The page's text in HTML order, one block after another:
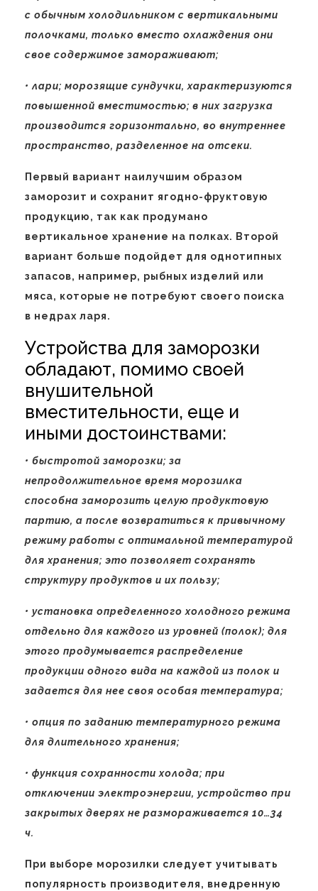
с обычным холодильником с вертикальными
полочками, только вместо охлаждения они
свое содержимое замораживают;
• лари; морозящие сундучки, характеризуются
повышенной вместимостью; в них загрузка
производится горизонтально, во внутреннее
пространство, разделенное на отсеки.
Первый вариант наилучшим образом
заморозит и сохранит ягодно-фруктовую
продукцию, так как продумано
вертикальное хранение на полках. Второй
вариант больше подойдет для однотипных
запасов, например, рыбных изделий или
мяса, которые не потребуют своего поиска
в недрах ларя.
Устройства для заморозки
обладают, помимо своей
внушительной
вместительности, еще и
иными достоинствами:
• быстротой заморозки; за
непродолжительное время морозилка
способна заморозить целую продуктовую
партию, а после возвратиться к привычному
режиму работы с оптимальной температурой
для хранения; это позволяет сохранять
структуру продуктов и их пользу;
• установка определенного холодного режима
отдельно для каждого из уровней (полок); для
этого продумывается распределение
продукции одного вида на каждой из полок и
задается для нее своя особая температура;
• опция по заданию температурного режима
для длительного хранения;
• функция сохранности холода; при
отключении электроэнергии, устройство при
закрытых дверях не размораживается 10…34
ч.
При выборе морозилки следует учитывать
популярность производителя, внедренную